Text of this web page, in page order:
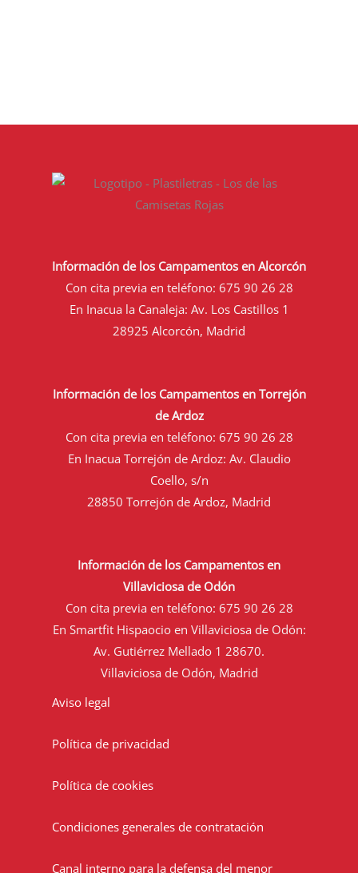
Información de los Campamentos en Alcorcón
Con cita previa en teléfono: 675 90 26 28
En Inacua la Canaleja: Av. Los Castillos 1
28925 Alcorcón, Madrid
Información de los Campamentos en Torrejón
de Ardoz
Con cita previa en teléfono: 675 90 26 28
En Inacua Torrejón de Ardoz: Av. Claudio
Coello, s/n
28850 Torrejón de Ardoz, Madrid
Información de los Campamentos en
Villaviciosa de Odón
Con cita previa en teléfono: 675 90 26 28
En Smartfit Hispaocio en Villaviciosa de Odón:
Av. Gutiérrez Mellado 1 28670.
Villaviciosa de Odón, Madrid
Aviso legal
Política de privacidad
Política de cookies
Condiciones generales de contratación
Canal interno para la defensa del menor